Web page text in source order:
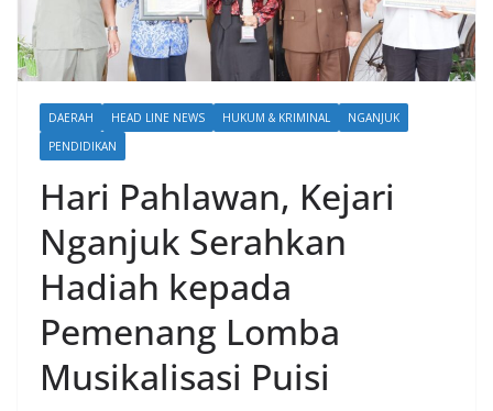
DAERAH HEAD LINE NEWS HUKUM & KRIMINAL
NGANJUK
PENDIDIKAN
Hari Pahlawan, Kejari
Nganjuk Serahkan
Hadiah kepada
Pemenang Lomba
Musikalisasi Puisi